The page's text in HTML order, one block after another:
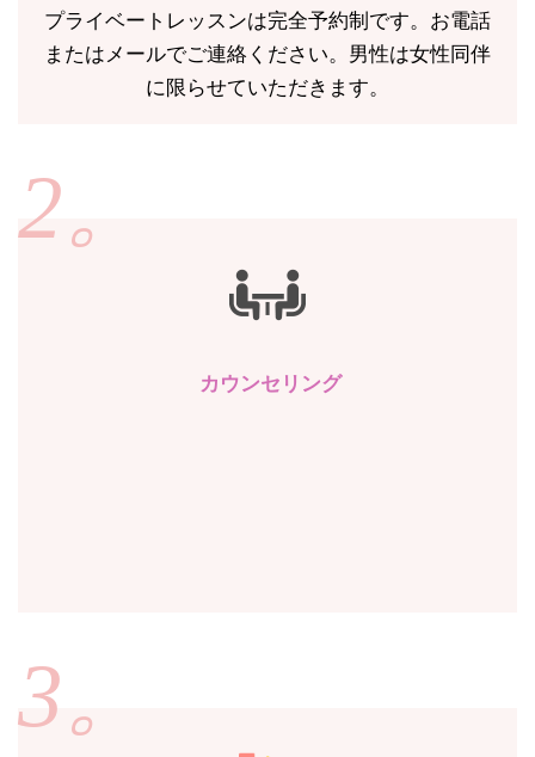
プライベートレッスンは完全予約制です。お電話
またはメールでご連絡ください。男性は女性同伴
に限らせていただきます。
2。
カウンセリング
3。